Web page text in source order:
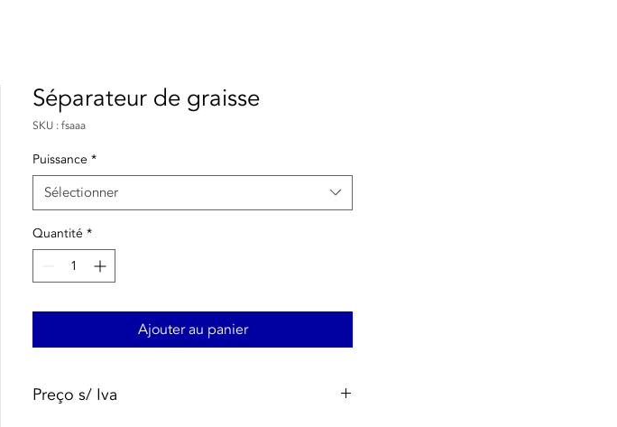
Séparateur de graisse
SKU : fsaaa
Puissance *
Sélectionner
Quantité *
Ajouter au panier
Preço s/ Iva